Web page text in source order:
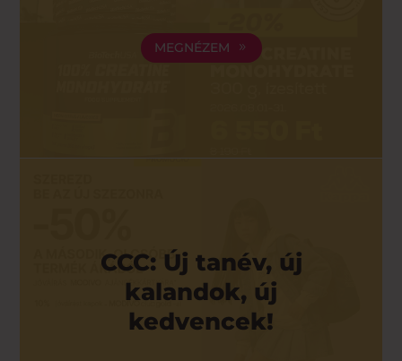
MEGNÉZEM
CCC: Új tanév, új
kalandok, új
kedvencek!